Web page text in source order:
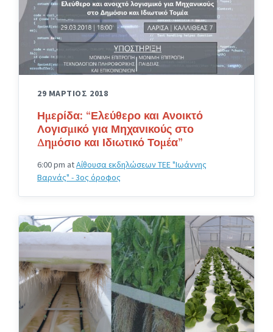
29 ΜΑΡΤΙΟΣ 2018
Ημερίδα: “Ελεύθερο και Ανοικτό
Λογισμικό για Μηχανικούς στο
Δημόσιο και Ιδιωτικό Τομέα”
6:00 pm atΑίθουσα εκδηλώσεων ΤΕΕ "Ιωάννης
Βαρνάς" - 3ος όροφος